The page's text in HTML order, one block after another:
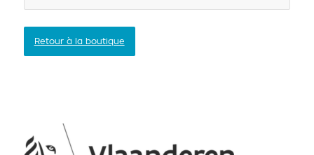
Retour à la boutique